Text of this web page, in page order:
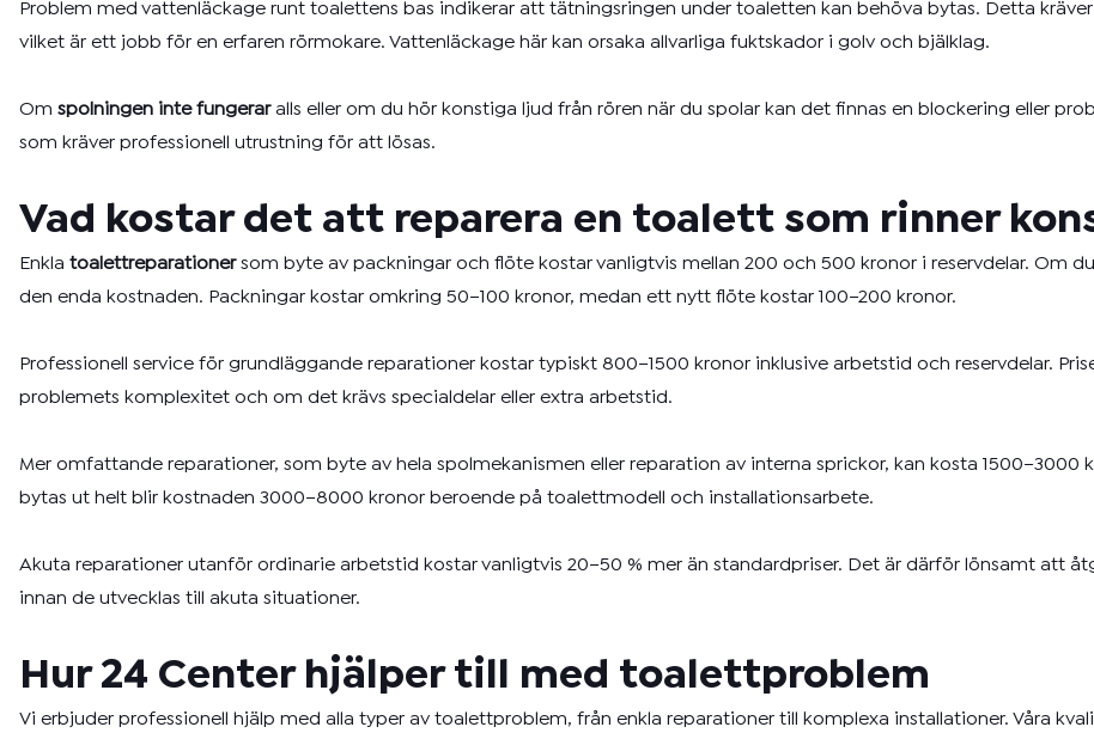
Problem med vattenläckage runt toalettens bas indikerar att tätningsringen under toaletten kan behöva bytas. Detta
vilket är ett jobb för en erfaren rörmokare. Vattenläckage här kan orsaka allvarliga fuktskador i golv och bjälklag.
Om spolningen inte fungeraralls eller om du hör konstiga ljud från rören när du spolar kan det finnas en blockering eller
som kräver professionell utrustning för att lösas.
Vad kostar det att reparera en toalett som rinner
Enkla toalettreparationersom byte av packningar och flöte kostar vanligtvis mellan 200 och 500 kronor i reservdelar. Om
den enda kostnaden. Packningar kostar omkring 50–100 kronor, medan ett nytt flöte kostar 100–200 kronor.
Professionell service för grundläggande reparationer kostar typiskt 800–1500 kronor inklusive arbetstid och reservdelar.
problemets komplexitet och om det krävs specialdelar eller extra arbetstid.
Mer omfattande reparationer, som byte av hela spolmekanismen eller reparation av interna sprickor, kan kosta 1500–3000
bytas ut helt blir kostnaden 3000–8000 kronor beroende på toalettmodell och installationsarbete.
Akuta reparationer utanför ordinarie arbetstid kostar vanligtvis 20–50 % mer än standardpriser. Det är därför lönsamt att
innan de utvecklas till akuta situationer.
Hur 24 Center hjälper till med toalettproblem
Vi erbjuder professionell hjälp med alla typer av toalettproblem, från enkla reparationer till komplexa installationer. Våra